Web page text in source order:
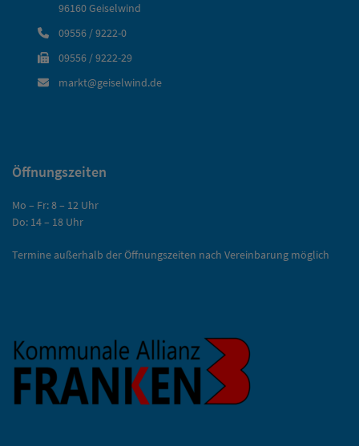
96160 Geiselwind
09556 / 9222-0
09556 / 9222-29
markt@geiselwind.de
Öffnungszeiten
Mo – Fr: 8 – 12 Uhr
Do: 14 – 18 Uhr
Termine außerhalb der Öffnungszeiten nach Vereinbarung möglich